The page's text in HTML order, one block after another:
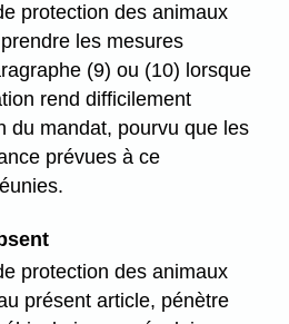
protection des animaux
les mesures
(9) ou (10) lorsque
rend difficilement
du mandat, pourvu que les
prévues à ce
protection des animaux
présent article, pénètre